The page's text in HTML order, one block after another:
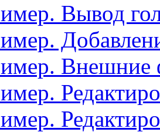
Вывод
Внешние